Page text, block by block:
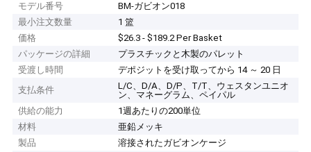
モデル番号
BM-ガビオン018
最小注文数量
1 篮
価格
$26.3 - $189.2 Per Basket
パッケージの詳細
プラスチックと木製のパレット
受渡し時間
デポジットを受け取ってから 14 ～ 20 日
支払条件
L/C、D/A、D/P、T/T、ウェスタンユニオ
ン、マネーグラム、ペイパル
供給の能力
1週あたりの200単位
材料
亜鉛メッキ
製品
溶接されたガビオンケージ